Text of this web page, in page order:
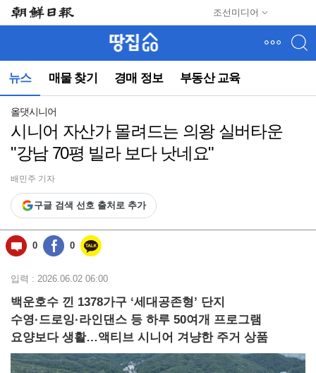
조선미디어
뉴스 매물 찾기 경매 정보 부동산 교육
뉴
(컨
동)
올댓시니어
시니어 자산가 몰려드는 의왕 실버타운
"강남 70평 빌라 보다 낫네요"
배민주 기자
구글 검색 선호 출처로 추가
0 0
입력 : 2026.06.02 06:00
백운호수 낀 1378가구 ‘세대공존형’ 단지
수영·드로잉·라인댄스 등 하루 50여개 프로그램
요양보다 생활…액티브 시니어 겨냥한 주거 상품